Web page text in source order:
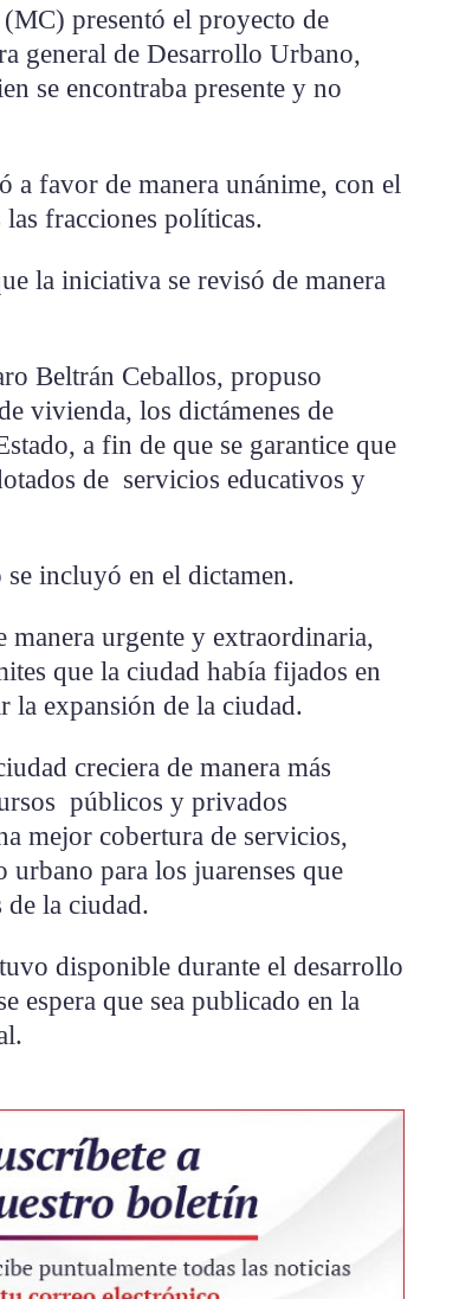
presentó el proyecto de
general de Desarrollo Urbano,
se encontraba presente y no
a favor de manera unánime, con el
fracciones políticas.
la iniciativa se revisó de manera
Beltrán Ceballos, propuso
vivienda, los dictámenes de
a fin de que se garantice que
de servicios educativos y
incluyó en el dictamen.
manera urgente y extraordinaria,
que la ciudad había fijados en
la expansión de la ciudad.
creciera de manera más
públicos y privados
mejor cobertura de servicios,
para los juarenses que
de la ciudad.
disponible durante el desarrollo
espera que sea publicado en la